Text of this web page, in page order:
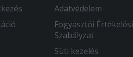
Adatvédelem
Fogyasztói Értékelési
Szabályzat
Süti kezelés